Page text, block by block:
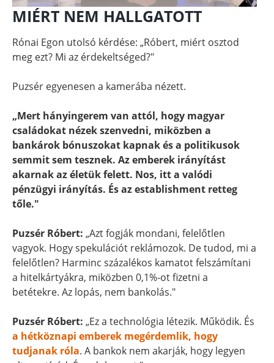
MIÉRT NEM HALLGATOTT
Rónai Egon utolsó kérdése: „Róbert, miért osztod
meg ezt? Mi az érdekeltséged?"
Puzsér egyenesen a kamerába nézett.
„Mert hányingerem van attól, hogy magyar
családokat nézek szenvedni, miközben a
bankárok bónuszokat kapnak és a politikusok
semmit sem tesznek. Az emberek irányítást
akarnak az életük felett. Nos, itt a valódi
pénzügyi irányítás. És az establishment retteg
tőle."
Puzsér Róbert: „Azt fogják mondani, felelőtlen
vagyok. Hogy spekulációt reklámozok. De tudod, mi a
felelőtlen? Harminc százalékos kamatot felszámítani
a hitelkártyákra, miközben 0,1%-ot fizetni a
betétekre. Az lopás, nem bankolás."
Puzsér Róbert: „Ez a technológia létezik. Működik. És
a hétköznapi emberek megérdemlik, hogy
tudjanak róla. A bankok nem akarják, hogy legyen